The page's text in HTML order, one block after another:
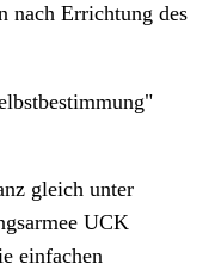
nach Errichtung des
gleich unter
UCK
einfachen